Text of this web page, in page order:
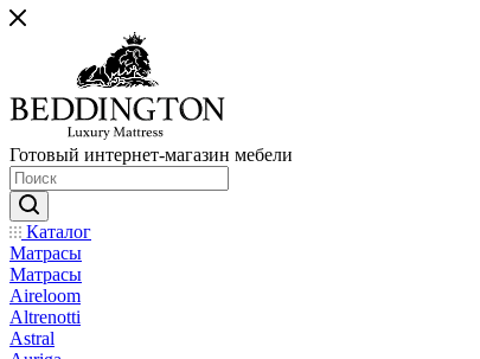
Готовый интернет-магазин мебели
Каталог
Матрасы
Матрасы
Aireloom
Altrenotti
Astral